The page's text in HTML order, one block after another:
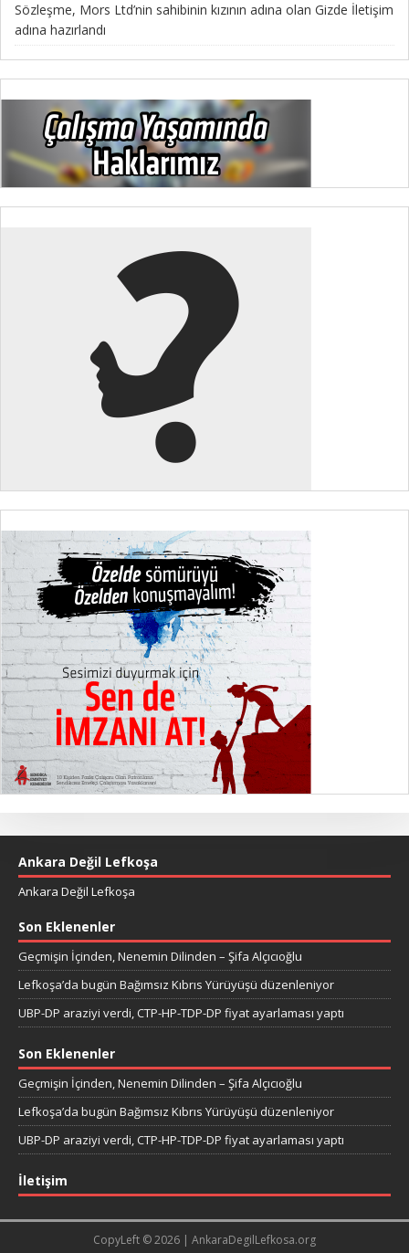
Sözleşme, Mors Ltd’nin sahibinin kızının adına olan Gizde İletişim
adına hazırlandı
Ankara Değil Lefkoşa
Ankara Değil Lefkoşa
Son Eklenenler
Geçmişin İçinden, Nenemin Dilinden – Şifa Alçıcıoğlu
Lefkoşa’da bugün Bağımsız Kıbrıs Yürüyüşü düzenleniyor
UBP-DP araziyi verdi, CTP-HP-TDP-DP fiyat ayarlaması yaptı
Son Eklenenler
Geçmişin İçinden, Nenemin Dilinden – Şifa Alçıcıoğlu
Lefkoşa’da bugün Bağımsız Kıbrıs Yürüyüşü düzenleniyor
UBP-DP araziyi verdi, CTP-HP-TDP-DP fiyat ayarlaması yaptı
İletişim
CopyLeft © 2026 | AnkaraDegilLefkosa.org